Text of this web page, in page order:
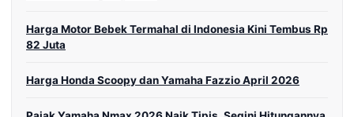
Harga Motor Bebek Termahal di Indonesia Kini Tembus Rp
82 Juta
Harga Honda Scoopy dan Yamaha Fazzio April 2026